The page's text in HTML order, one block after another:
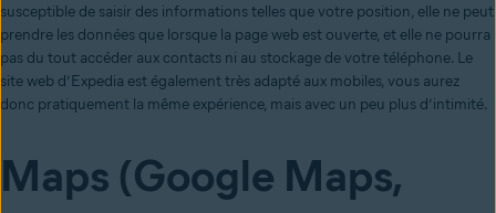
susceptible de saisir des informations telles que votre position, elle ne peut
prendre les données que lorsque la page web est ouverte, et elle ne pourra
pas du tout accéder aux contacts ni au stockage de votre téléphone. Le
site web d’Expedia est également très adapté aux mobiles, vous aurez
donc pratiquement la même expérience, mais avec un peu plus d’intimité.
Maps (Google Maps,